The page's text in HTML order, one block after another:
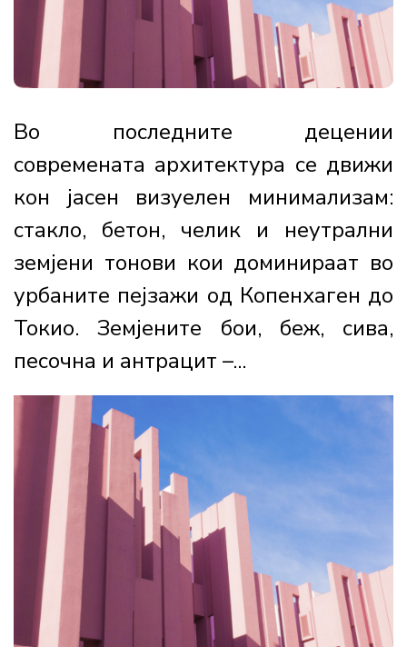
Во последните децении
современата архитектура се движи
кон јасен визуелен минимализам:
стакло, бетон, челик и неутрални
земјени тонови кои доминираат во
урбаните пејзажи од Копенхаген до
Токио. Земјените бои, беж, сива,
песочна и антрацит –...